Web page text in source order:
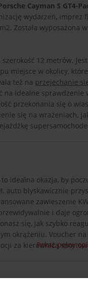
Cayman S GT4-
wydarzeń, imprez
Została wyposażona
szerokość 12 metrów.
miejsce w okolicy,
też na przejechanie
idealne sprawdzenie
przekonania się o
się na wrażeniach,
idealna okazja, by
błyskawicznie
zawieszenie
i daje
się, jak szybko
okrążeniu. Voucher
za kierownicą
Pokaż pełny